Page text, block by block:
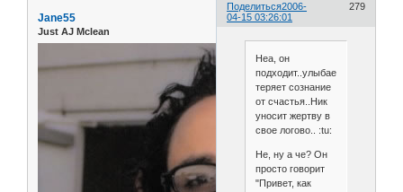
Поделиться 279
2006-
04-15 03:26:01
Jane55
Just AJ Mclean
Неа, он
подходит..улыбается...девка
теряет сознание
от счастья..Ник
уносит жертву в
свое логово.. :tu:
Не, ну а че? Он
просто говорит
"Привет, как